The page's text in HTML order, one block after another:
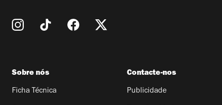
Sobre nós
Ficha Técnica
Contacte-nos
Publicidade